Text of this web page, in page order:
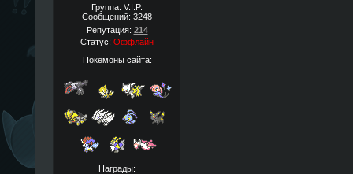
Группа: V.I.P.
Сообщений: 3248
Репутация: 214
Статус: Оффлайн
Покемоны сайта:
Награды: